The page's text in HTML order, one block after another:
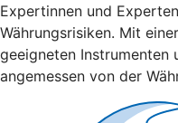
Expertinnen und
Währungsrisiken. Mit
geeigneten Instrumenten
angemessen von der